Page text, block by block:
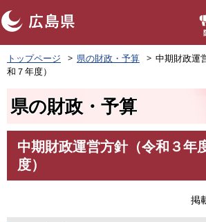
ペ
ー
ジ
トップページ 県の財政・予算
中期財政運
和７年度）
県の財政・予算
中期財政運営方針（令和３年
度）
掲